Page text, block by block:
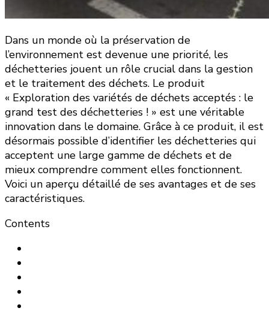
Dans un monde où la préservation de
l’environnement est devenue une priorité, les
déchetteries jouent un rôle crucial dans la gestion
et le traitement des déchets. Le produit
« Exploration des variétés de déchets acceptés : le
grand test des déchetteries ! » est une véritable
innovation dans le domaine. Grâce à ce produit, il est
désormais possible d’identifier les déchetteries qui
acceptent une large gamme de déchets et de
mieux comprendre comment elles fonctionnent.
Voici un aperçu détaillé de ses avantages et de ses
caractéristiques.
Contents